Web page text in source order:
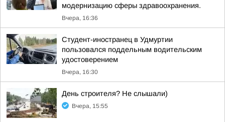
модернизацию сферы здравоохранения.
Вчера, 16:36
Студент-иностранец в Удмуртии
пользовался поддельным водительским
удостоверением
Вчера, 16:30
День строителя? Не слышали)
Вчера, 15:55